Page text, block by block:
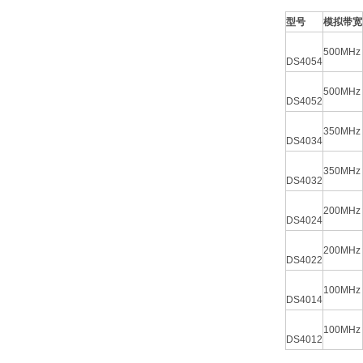
型号 模拟带宽
DS4054
500MHz
DS4052
500MHz
DS4034
350MHz
DS4032
350MHz
DS4024
200MHz
DS4022
200MHz
DS4014
100MHz
DS4012
100MHz